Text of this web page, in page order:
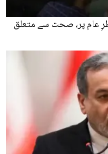
عام پر، صحت سے متعلق